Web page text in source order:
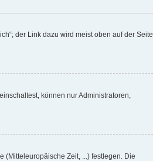
der Link dazu wird meist oben auf der Seite
können nur Administratoren,
(Mitteleuropäische Zeit, ...) festlegen. Die